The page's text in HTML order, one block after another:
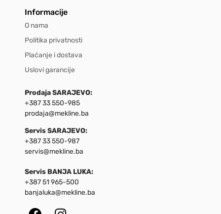
Informacije
O nama
Politika privatnosti
Plaćanje i dostava
Uslovi garancije
Prodaja SARAJEVO:
+387 33 550-985
prodaja@mekline.ba
Servis SARAJEVO:
+387 33 550-987
servis@mekline.ba
Servis BANJA LUKA:
+387 51 965-500
banjaluka@mekline.ba